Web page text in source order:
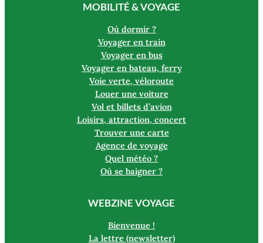
MOBILITÉ & VOYAGE
Où dormir ?
Voyager en train
Voyager en bus
Voyager en bateau, ferry
Voie verte, véloroute
Louer une voiture
Vol et billets d’avion
Loisirs, attraction, concert
Trouver une carte
Agence de voyage
Quel météo ?
Où se baigner ?
WEBZINE VOYAGE
Bienvenue !
La lettre (newsletter)